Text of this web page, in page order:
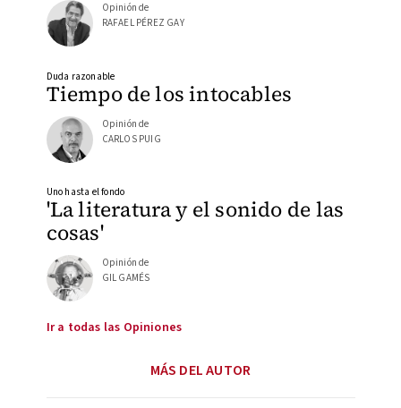
Opinión de
RAFAEL PÉREZ GAY
Tiempo de los intocables
Duda razonable
Opinión de
CARLOS PUIG
'La literatura y el sonido de las
cosas'
Uno hasta el fondo
Opinión de
GIL GAMÉS
Ir a todas las Opiniones
MÁS DEL AUTOR